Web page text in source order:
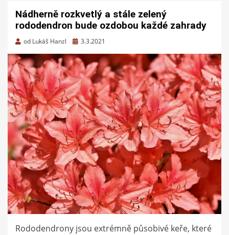
Nádherně rozkvetlý a stále zelený
rododendron bude ozdobou každé zahrady
od Lukáš Hanzl
Zveřejněno
3.3.2021
Rododendrony jsou extrémně působivé keře, které